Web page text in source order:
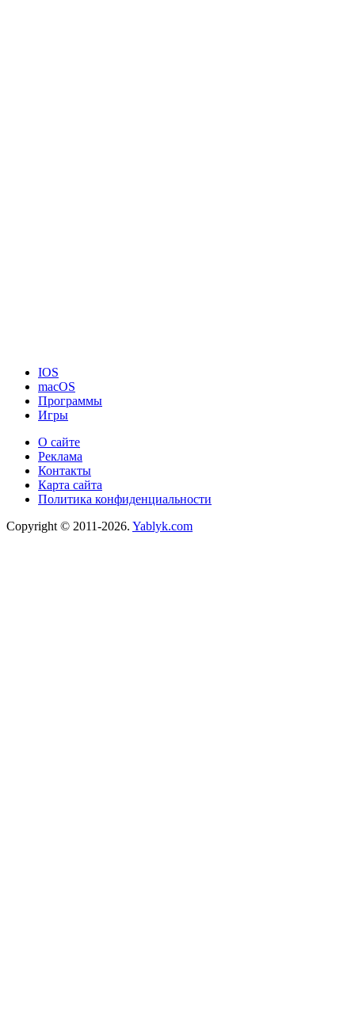
IOS
macOS
Программы
Игры
О сайте
Реклама
Контакты
Карта сайта
Политика конфиденциальности
Copyright © 2011-2026. Yablyk.сom